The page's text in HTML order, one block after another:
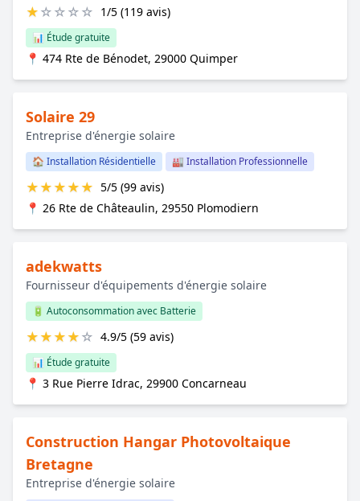
★☆☆☆☆ 1/5 (119 avis)
📊 Étude gratuite
📍 474 Rte de Bénodet, 29000 Quimper
Solaire 29
Entreprise d'énergie solaire
🏠 Installation Résidentielle 🏭 Installation Professionnelle
★★★★★ 5/5 (99 avis)
📍 26 Rte de Châteaulin, 29550 Plomodiern
adekwatts
Fournisseur d'équipements d'énergie solaire
🔋 Autoconsommation avec Batterie
★★★★☆ 4.9/5 (59 avis)
📊 Étude gratuite
📍 3 Rue Pierre Idrac, 29900 Concarneau
Construction Hangar Photovoltaique
Bretagne
Entreprise d'énergie solaire